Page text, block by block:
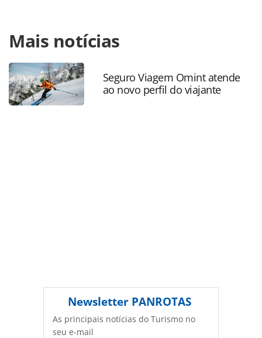
https://www.panrotas.com.br/mercado/feiras/2026/04/
latin-america-2026-reune-o-turismo-para-tres-dias-de-
muitos-negocios-fotos_227597.html ou as ferramentas
oferecidas na página. Todo o conteúdo produzido pela
PANROTAS Editora é protegido pela legislação brasileira
sobre direito autoral. Não reproduza o conteúdo sem
Mais notícias
Seguro Viagem Omint atende
ao novo perfil do viajante
Newsletter PANROTAS
As principais notícias do Turismo no
seu e-mail